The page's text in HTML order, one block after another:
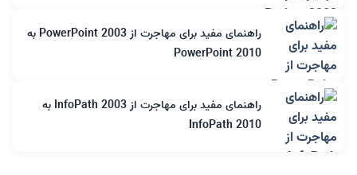
راهنمای مفید برای مهاجرت از PowerPoint 2003 به
PowerPoint 2010
راهنمای مفید برای مهاجرت از InfoPath 2003 به
InfoPath 2010